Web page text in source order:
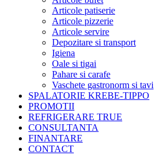
Articole patiserie
Articole pizzerie
Articole servire
Depozitare si transport
Igiena
Oale si tigai
Pahare si carafe
Vaschete gastronorm si tavi
SPALATORIE KREBE-TIPPO
PROMOTII
REFRIGERARE TRUE
CONSULTANTA
FINANTARE
CONTACT